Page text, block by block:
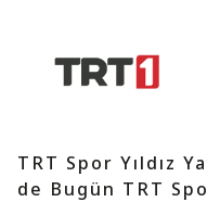
TRT Spor Yıldız
de Bugün TRT